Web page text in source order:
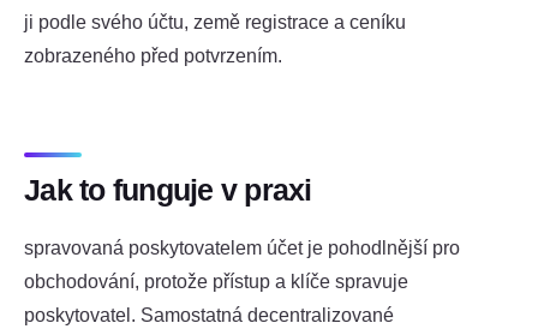
ji podle svého účtu, země registrace a ceníku
zobrazeného před potvrzením.
Jak to funguje v praxi
spravovaná poskytovatelem účet je pohodlnější pro
obchodování, protože přístup a klíče spravuje
poskytovatel. Samostatná decentralizované